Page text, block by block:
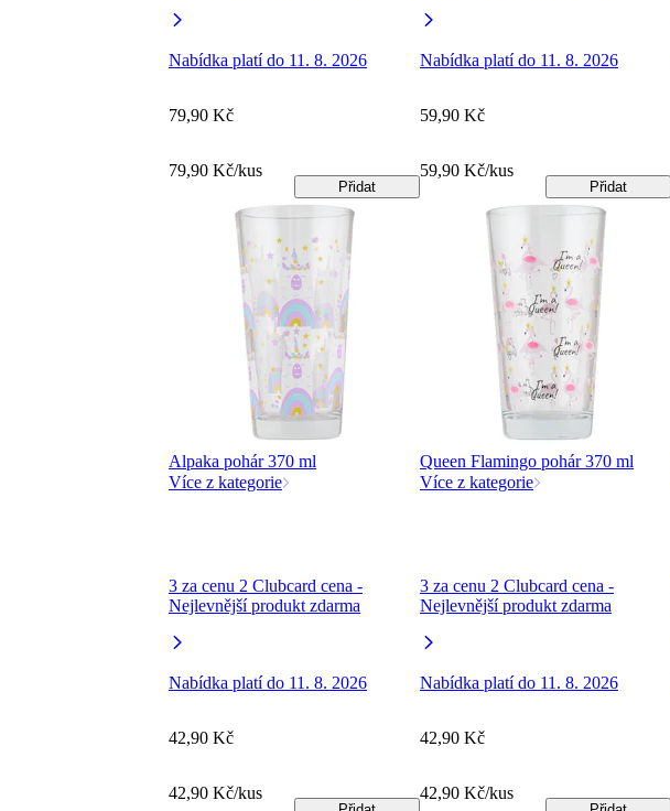
Nabídka platí do 11. 8. 2026
79,90 Kč
79,90 Kč/kus
Přidat
Nabídka platí do 11. 8. 2026
59,90 Kč
59,90 Kč/kus
Přidat
Alpaka pohár 370 ml
Více z kategorie
3 za cenu 2 Clubcard cena -
Nejlevnější produkt zdarma
Nabídka platí do 11. 8. 2026
42,90 Kč
42,90 Kč/kus
Queen Flamingo pohár 370 ml
Více z kategorie
3 za cenu 2 Clubcard cena -
Nejlevnější produkt zdarma
Nabídka platí do 11. 8. 2026
42,90 Kč
42,90 Kč/kus